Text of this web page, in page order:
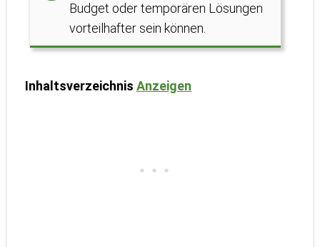
Budget oder temporären Lösungen
vorteilhafter sein können.
Inhaltsverzeichnis Anzeigen